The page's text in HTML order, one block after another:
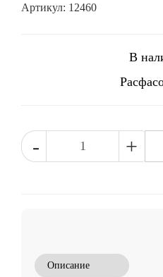
Артикул: 12460
В
- +
Описание